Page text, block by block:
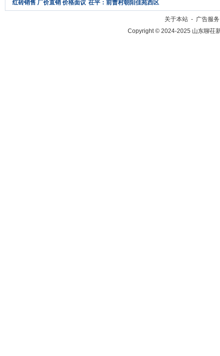
红砖销售 厂价直销 价格面议 茌平：前曹村朝阳佳苑西区
今世缘酒国缘茶园茗茶专卖
关于本站 - 广告服务
Copyright © 2024-2025 山东聊茌